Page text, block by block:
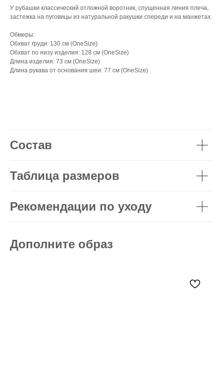
У рубашки классический отложной воротник, спущенная линия плеча,
застежка на пуговицы из натуральной ракушки спереди и на манжетах.
Обмеры:
Обхват груди: 130 см (OneSize)
Обхват по низу изделия: 128 см (OneSize)
Длина изделия: 73 см (OneSize)
Длина рукава от основания шеи: 77 см (OneSize)
Состав
Таблица размеров
Рекомендации по уходу
Дополните образ